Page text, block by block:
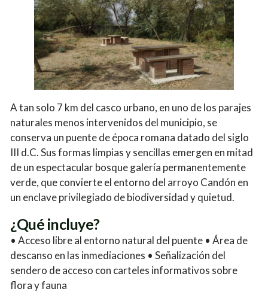
A tan solo 7 km del casco urbano, en uno de los parajes
naturales menos intervenidos del municipio, se
conserva un puente de época romana datado del siglo
III d.C. Sus formas limpias y sencillas emergen en mitad
de un espectacular bosque galería permanentemente
verde, que convierte el entorno del arroyo Candón en
un enclave privilegiado de biodiversidad y quietud.
¿Qué incluye?
• Acceso libre al entorno natural del puente • Área de
descanso en las inmediaciones • Señalización del
sendero de acceso con carteles informativos sobre
flora y fauna